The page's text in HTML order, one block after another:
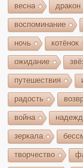
весна дракон
воспоминание
ночь котёнок
ожидание
путешествия
радость
война
зеркала
творчество